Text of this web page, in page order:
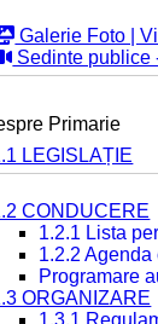
Galerie Foto |
Sedinte publice
Primarie
LEGISLAȚIE
CONDUCERE
1.2.1 Lista
1.2.2
Programare
ORGANIZARE
1.3.1